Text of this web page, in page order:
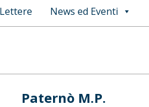
Primary
News ed Eventi
Paternò M.P.